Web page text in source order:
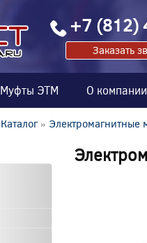
+7 (812)
Заказать
Муфты ЭТМ О компании
Каталог»